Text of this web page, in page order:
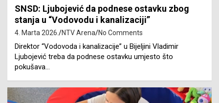
SNSD: Ljubojević da podnese ostavku zbog
stanja u “Vodovodu i kanalizaciji”
4. Marta 2026. NTV Arena No Comments
Direktor “Vodovoda i kanalizacije” u Bijeljini Vladimir
Ljubojević treba da podnese ostavku umjesto što
pokušava…